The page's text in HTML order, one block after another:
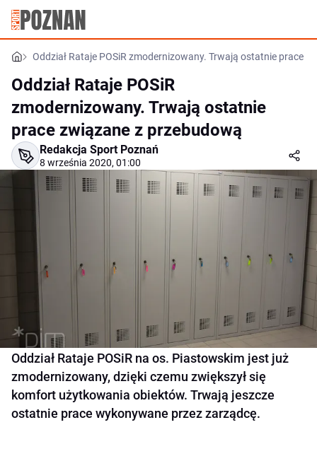
Oddział Rataje POSiR zmodernizowany. Trwają ostatnie prace
Oddział Rataje POSiR
zmodernizowany. Trwają ostatnie
prace związane z przebudową
Redakcja Sport Poznań
8 września 2020, 01:00
Oddział Rataje POSiR na os. Piastowskim jest już
zmodernizowany, dzięki czemu zwiększył się
komfort użytkowania obiektów. Trwają jeszcze
ostatnie prace wykonywane przez zarządcę.